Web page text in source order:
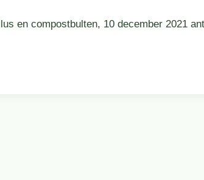
en compostbulten, 10 december 2021